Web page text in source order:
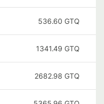
536.60 GTQ
1341.49 GTQ
2682.98 GTQ